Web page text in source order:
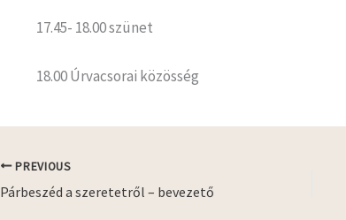
17.45- 18.00 szünet
18.00 Úrvacsorai közösség
PREVIOUS
Párbeszéd a szeretetről – bevezető